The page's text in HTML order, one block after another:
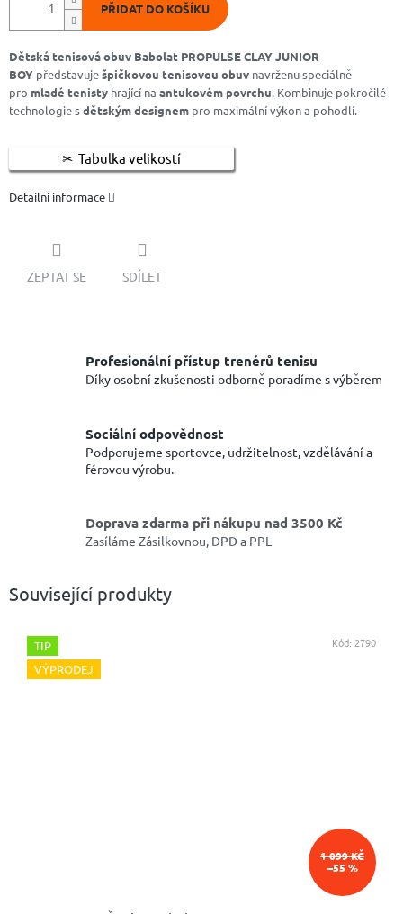
PŘIDAT DO KOŠÍKU
Dětská tenisová obuv Babolat PROPULSE CLAY JUNIOR
BOY představuješpičkovou tenisovou obuv navrženu speciálně
pro mladé tenisty hrající na antukovém povrchu. Kombinuje pokročilé
technologie sdětským designem pro maximální výkon a pohodlí.
Tabulka velikostí
Detailní informace
ZEPTAT SE SDÍLET
Profesionální přístup trenérů tenisu
Díky osobní zkušenosti odborně poradíme s výběrem
Sociální odpovědnost
Podporujeme sportovce, udržitelnost, vzdělávání a
férovou výrobu.
Doprava zdarma při nákupu nad 3500 Kč
Zasíláme Zásilkovnou, DPD a PPL
Související produkty
TIP
VÝPRODEJ
1 099 KČ
–55 %
Kód: 2790